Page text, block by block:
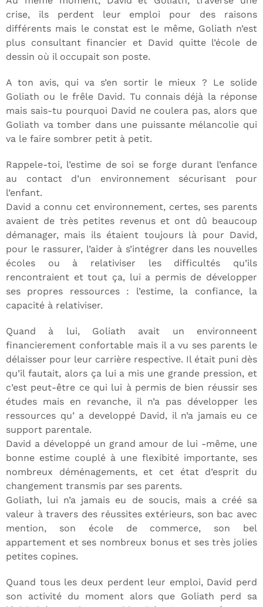
crise, ils perdent leur emploi pour des raisons
différents mais le constat est le même, Goliath n’est
plus consultant financier et David quitte l’école de
dessin où il occupait son poste.
A ton avis, qui va s’en sortir le mieux ? Le solide
Goliath ou le frêle David. Tu connais déjà la réponse
mais sais-tu pourquoi David ne coulera pas, alors que
Goliath va tomber dans une puissante mélancolie qui
va le faire sombrer petit à petit.
Rappele-toi, l’estime de soi se forge durant l’enfance
au contact d’un environnement sécurisant pour
l’enfant.
David a connu cet environnement, certes, ses parents
avaient de très petites revenus et ont dû beaucoup
démanager, mais ils étaient toujours là pour David,
pour le rassurer, l’aider à s’intégrer dans les nouvelles
écoles ou à relativiser les difficultés qu’ils
rencontraient et tout ça, lui a permis de développer
ses propres ressources : l’estime, la confiance, la
capacité à relativiser.
Quand à lui, Goliath avait un environneent
financierement confortable mais il a vu ses parents le
délaisser pour leur carrière respective. Il était puni dès
qu’il fautait, alors ça lui a mis une grande pression, et
c’est peut-être ce qui lui à permis de bien réussir ses
études mais en revanche, il n’a pas développer les
ressources qu’ a developpé David, il n’a jamais eu ce
support parentale.
David a développé un grand amour de lui -même, une
bonne estime couplé à une flexibité importante, ses
nombreux déménagements, et cet état d’esprit du
changement transmis par ses parents.
Goliath, lui n’a jamais eu de soucis, mais a créé sa
valeur à travers des réussites extérieurs, son bac avec
mention, son école de commerce, son bel
appartement et ses nombreux bonus et ses très jolies
petites copines.
Quand tous les deux perdent leur emploi, David perd
son activité du moment alors que Goliath perd sa